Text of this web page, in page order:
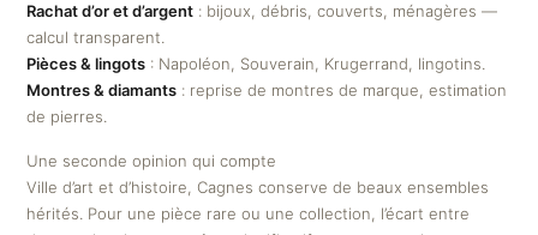
Rachat d’or et d’argent : bijoux, débris, couverts, ménagères —
calcul transparent.
Pièces & lingots : Napoléon, Souverain, Krugerrand, lingotins.
Montres & diamants : reprise de montres de marque, estimation
de pierres.
Une seconde opinion qui compte
Ville d’art et d’histoire, Cagnes conserve de beaux ensembles
hérités. Pour une pièce rare ou une collection, l’écart entre